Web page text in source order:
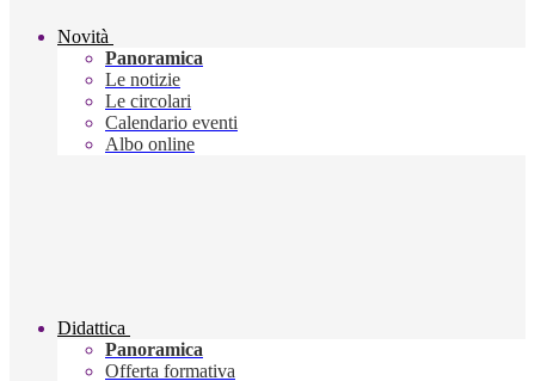
Novità
Panoramica
Le notizie
Le circolari
Calendario eventi
Albo online
Didattica
Panoramica
Offerta formativa